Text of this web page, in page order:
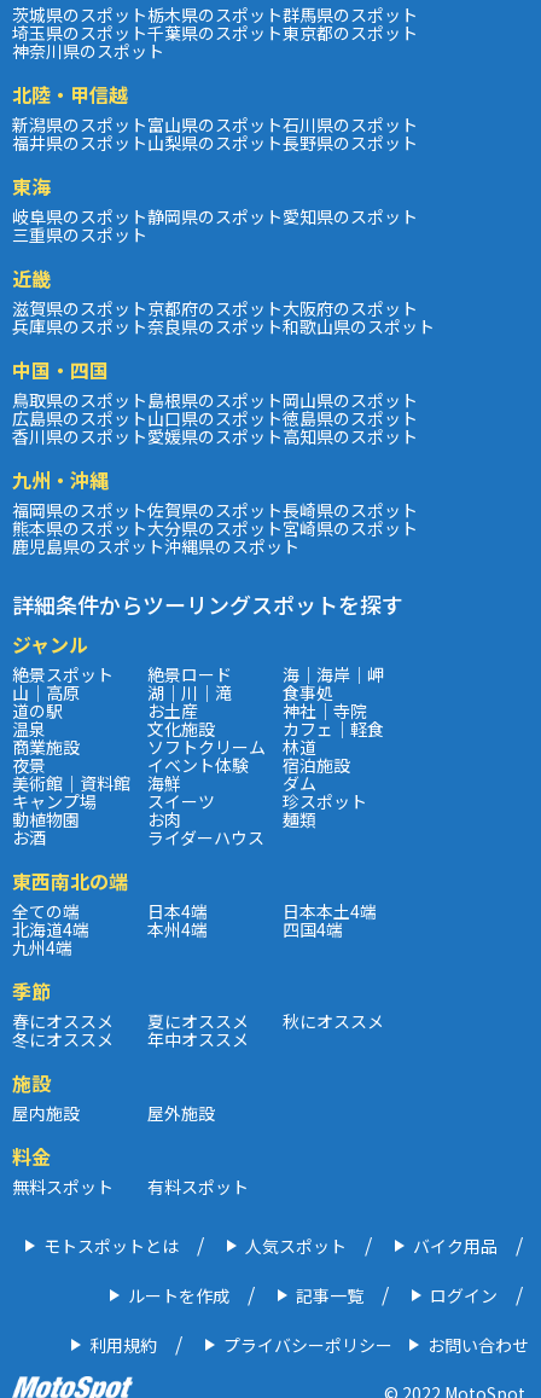
茨城県のスポット栃木県のスポット群馬県のスポット
埼玉県のスポット千葉県のスポット東京都のスポット
神奈川県のスポット
北陸・甲信越
新潟県のスポット富山県のスポット石川県のスポット
福井県のスポット山梨県のスポット長野県のスポット
東海
岐阜県のスポット静岡県のスポット愛知県のスポット
三重県のスポット
近畿
滋賀県のスポット京都府のスポット大阪府のスポット
兵庫県のスポット奈良県のスポット和歌山県のスポット
中国・四国
鳥取県のスポット島根県のスポット岡山県のスポット
広島県のスポット山口県のスポット徳島県のスポット
香川県のスポット愛媛県のスポット高知県のスポット
九州・沖縄
福岡県のスポット佐賀県のスポット長崎県のスポット
熊本県のスポット大分県のスポット宮崎県のスポット
鹿児島県のスポット沖縄県のスポット
詳細条件からツーリングスポットを探す
ジャンル
絶景スポット 絶景ロード 海｜海岸｜岬
山｜高原 湖｜川｜滝 食事処
道の駅 お土産 神社｜寺院
温泉 文化施設 カフェ｜軽食
商業施設 ソフトクリーム 林道
夜景 イベント体験 宿泊施設
美術館｜資料館 海鮮 ダム
キャンプ場 スイーツ 珍スポット
動植物園 お肉 麺類
お酒 ライダーハウス
東西南北の端
全ての端 日本4端 日本本土4端
北海道4端 本州4端 四国4端
九州4端
季節
春にオススメ 夏にオススメ 秋にオススメ
冬にオススメ 年中オススメ
施設
屋内施設 屋外施設
料金
無料スポット 有料スポット
モトスポットとは 人気スポット バイク用品
ルートを作成 記事一覧 ログイン
利用規約 プライバシーポリシー
お問い合わせ
© 2022 MotoSpot.